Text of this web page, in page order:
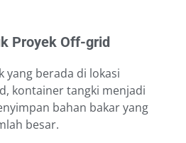
Proyek Off-grid
yang berada di lokasi
kontainer tangki menjadi
bahan bakar yang
besar.